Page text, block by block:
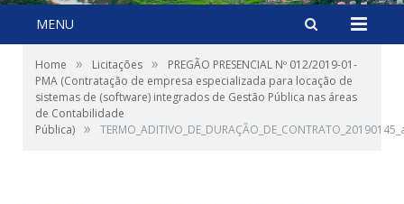
MENU
Home » Licitações »
PREGÃO PRESENCIAL Nº 012/2019-01-
PMA (Contratação de empresa especializada para locação de
sistemas de (software) integrados de Gestão Pública nas áreas
de Contabilidade
Pública) »